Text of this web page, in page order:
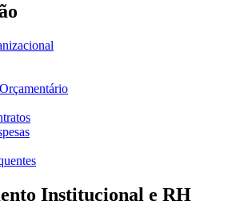
Institucional e RH